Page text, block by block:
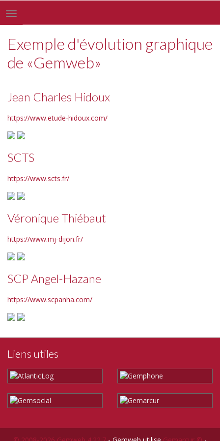
Toggle
navigation
Exemple d'évolution graphique
de «Gemweb»
Jean Charles Hidoux
https://www.etude-hidoux.com/
SCTS
https://www.scts.fr/
Véronique Thiébaut
https://www.mj-dijon.fr/
SCP Angel-Hazane
https://www.scpanha.com/
Liens utiles